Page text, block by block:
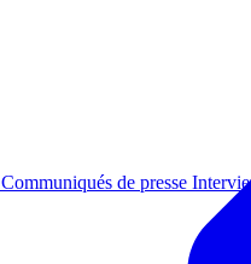
Communiqués de presse